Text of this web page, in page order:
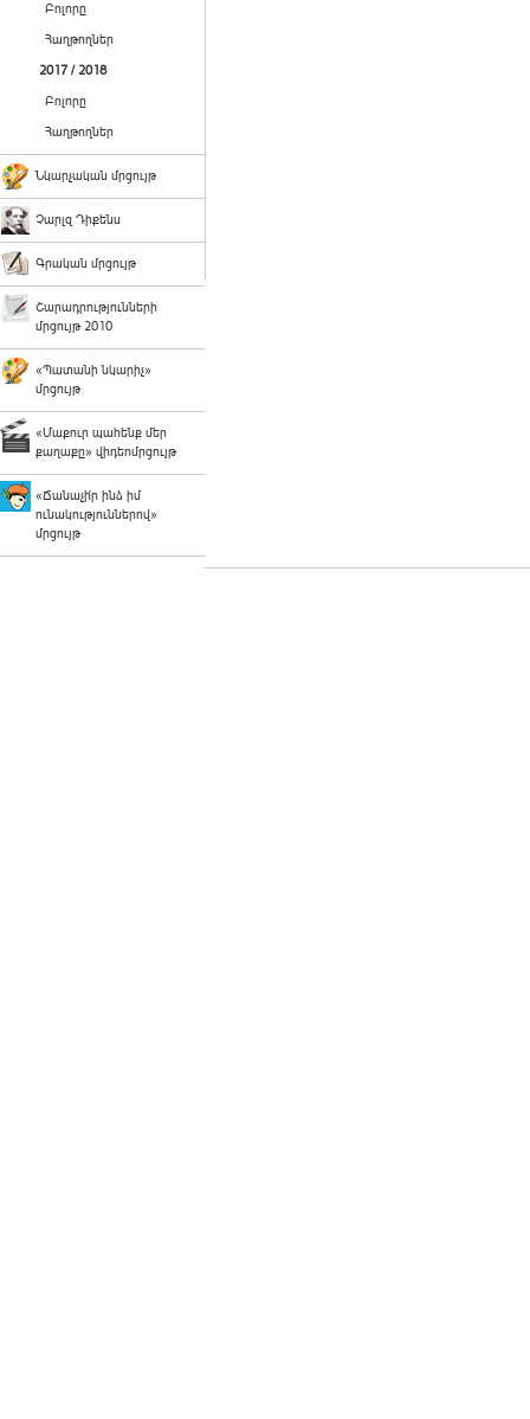
Բոլորը
Հաղթողներ
2017 / 2018
Բոլորը
Հաղթողներ
Նկարչական մրցույթ
Չարլզ Դիքենս
Գրական մրցույթ
Շարադրությունների
մրցույթ 2010
«Պատանի նկարիչ»
մրցույթ
«Մաքուր պահենք մեր
քաղաքը» վիդեոմրցույթ
«Ճանաչի՛ր ինձ իմ
ունակություններով»
մրցույթ